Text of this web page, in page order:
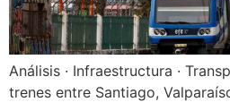
Análisis · Infraestructura ·
trenes entre Santiago,